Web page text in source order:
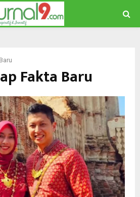
Fakta Baru